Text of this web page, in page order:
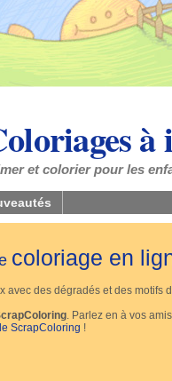
et colorier pour les
coloriage en
des dégradés et des motifs
. Parlez en à vos
ScrapColoring !